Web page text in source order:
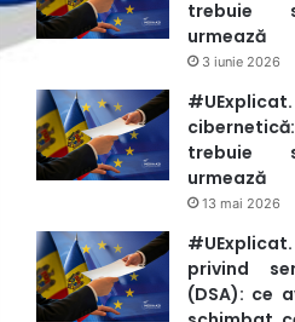
trebuie
urmează
3 iunie 2026
trebuie
urmează
13 mai 2026
privind
(DSA): ce